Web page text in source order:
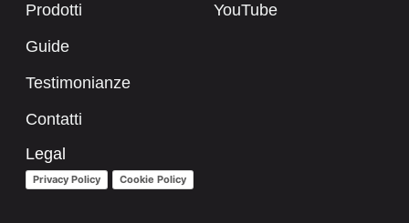
Prodotti
Guide
Testimonianze
Contatti
Legal
Privacy Policy Cookie Policy
YouTube